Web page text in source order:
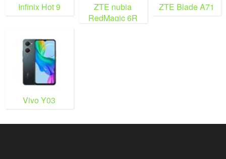
Infinix Hot 9
ZTE nubia
RedMagic 6R
ZTE Blade A71
Vivo Y03